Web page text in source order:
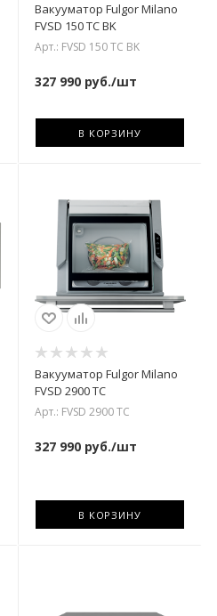
Вакууматор Fulgor Milano
FVSD 150 TC BK
Арт.: FVSD 150 TC BK
327 990руб./шт
В КОРЗИНУ
Вакууматор Fulgor Milano
FVSD 2900 TC
Арт.: FVSD 2900 TC
327 990руб./шт
В КОРЗИНУ